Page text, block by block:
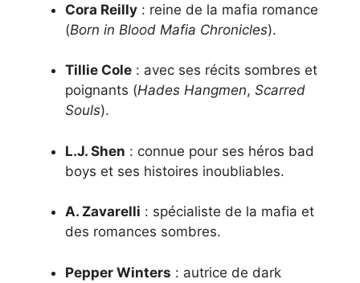
Cora Reilly : reine de la mafia romance
(Born in Blood Mafia Chronicles).
Tillie Cole : avec ses récits sombres et
poignants (Hades Hangmen, Scarred
Souls).
L.J. Shen : connue pour ses héros bad
boys et ses histoires inoubliables.
A. Zavarelli : spécialiste de la mafia et
des romances sombres.
Pepper Winters : autrice de dark